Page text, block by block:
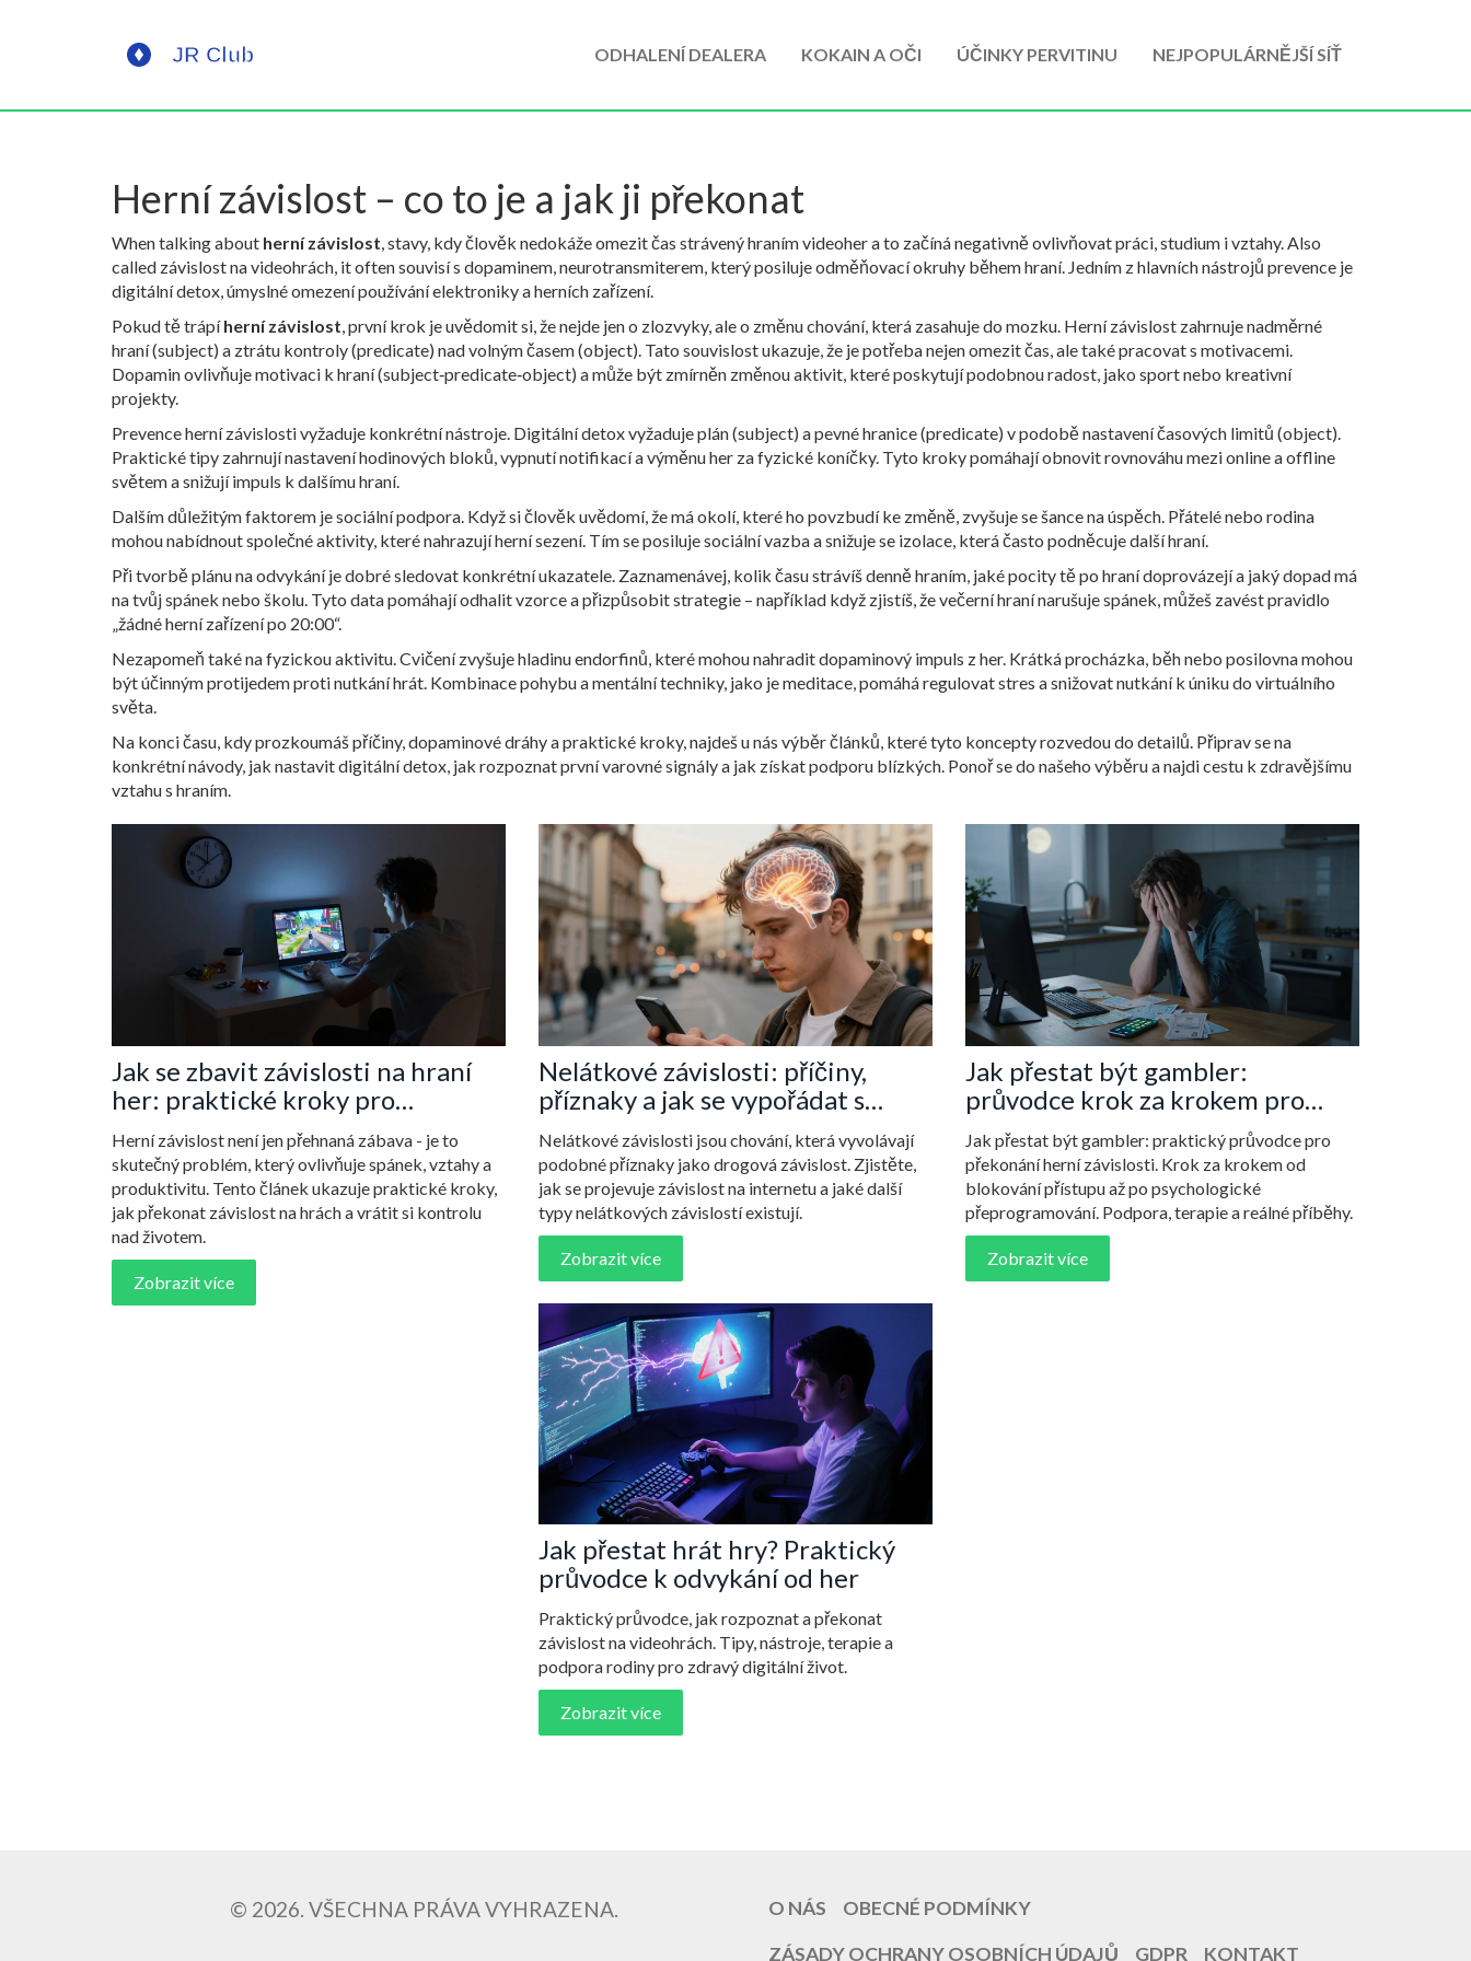
ODHALENÍ DEALERA KOKAIN A OČI ÚČINKY PERVITINU NEJPOPULÁRNĚJŠÍ SÍŤ
Herní závislost – co to je a jak ji překonat
When talking about herní závislost,stavy, kdy člověk nedokáže omezit čas strávený hraním videoher a to začíná negativně ovlivňovat práci, studium i vztahy. Also
called závislost na videohrách, it often souvisí s dopaminem,neurotransmiterem, který posiluje odměňovací okruhy během hraní. Jedním z hlavních nástrojů prevence je
digitální detox,úmyslné omezení používání elektroniky a herních zařízení.
Pokud tě trápíherní závislost, první krok je uvědomit si, že nejde jen o zlozvyky, ale o změnu chování, která zasahuje do mozku. Herní závislost zahrnuje nadměrné
hraní (subject) a ztrátu kontroly (predicate) nad volným časem (object). Tato souvislost ukazuje, že je potřeba nejen omezit čas, ale také pracovat s motivacemi.
Dopamin ovlivňuje motivaci k hraní (subject‑predicate‑object) a může být zmírněn změnou aktivit, které poskytují podobnou radost, jako sport nebo kreativní
projekty.
Prevence herní závislosti vyžaduje konkrétní nástroje. Digitální detox vyžaduje plán (subject) a pevné hranice (predicate) v podobě nastavení časových limitů (object).
Praktické tipy zahrnují nastavení hodinových bloků, vypnutí notifikací a výměnu her za fyzické koníčky. Tyto kroky pomáhají obnovit rovnováhu mezi online a offline
světem a snižují impuls k dalšímu hraní.
Dalším důležitým faktorem je sociální podpora. Když si člověk uvědomí, že má okolí, které ho povzbudí ke změně, zvyšuje se šance na úspěch. Přátelé nebo rodina
mohou nabídnout společné aktivity, které nahrazují herní sezení. Tím se posiluje sociální vazba a snižuje se izolace, která často podněcuje další hraní.
Při tvorbě plánu na odvykání je dobré sledovat konkrétní ukazatele. Zaznamenávej, kolik času strávíš denně hraním, jaké pocity tě po hraní doprovázejí a jaký dopad má
na tvůj spánek nebo školu. Tyto data pomáhají odhalit vzorce a přizpůsobit strategie – například když zjistíš, že večerní hraní narušuje spánek, můžeš zavést pravidlo
„žádné herní zařízení po 20:00“.
Nezapomeň také na fyzickou aktivitu. Cvičení zvyšuje hladinu endorfinů, které mohou nahradit dopaminový impuls z her. Krátká procházka, běh nebo posilovna mohou
být účinným protijedem proti nutkání hrát. Kombinace pohybu a mentální techniky, jako je meditace, pomáhá regulovat stres a snižovat nutkání k úniku do virtuálního
světa.
Na konci času, kdy prozkoumáš příčiny, dopaminové dráhy a praktické kroky, najdeš u nás výběr článků, které tyto koncepty rozvedou do detailů. Připrav se na
konkrétní návody, jak nastavit digitální detox, jak rozpoznat první varovné signály a jak získat podporu blízkých. Ponoř se do našeho výběru a najdi cestu k zdravějšímu
vztahu s hraním.
Jak se zbavit závislosti na hraní
her: praktické kroky pro
překonání herní závislosti
Herní závislost není jen přehnaná zábava - je to
skutečný problém, který ovlivňuje spánek, vztahy a
produktivitu. Tento článek ukazuje praktické kroky,
jak překonat závislost na hrách a vrátit si kontrolu
nad životem.
Zobrazit více
Nelátkové závislosti: příčiny,
příznaky a jak se vypořádat s
závislostí na internetu
Nelátkové závislosti jsou chování, která vyvolávají
podobné příznaky jako drogová závislost. Zjistěte,
jak se projevuje závislost na internetu a jaké další
typy nelátkových závislostí existují.
Zobrazit více
Jak přestat být gambler:
průvodce krok za krokem pro
překonání herní závislosti
Jak přestat být gambler: praktický průvodce pro
překonání herní závislosti. Krok za krokem od
blokování přístupu až po psychologické
přeprogramování. Podpora, terapie a reálné příběhy.
Zobrazit více
Jak přestat hrát hry? Praktický
průvodce k odvykání od her
Praktický průvodce, jak rozpoznat a překonat
závislost na videohrách. Tipy, nástroje, terapie a
podpora rodiny pro zdravý digitální život.
Zobrazit více
© 2026. VŠECHNA PRÁVA VYHRAZENA. O NÁS
OBECNÉ PODMÍNKY
ZÁSADY OCHRANY OSOBNÍCH ÚDAJŮ
GDPR KONTAKT